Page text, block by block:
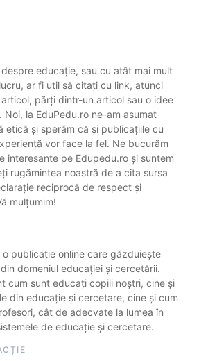
educație, sau cu atât mai mult
ar fi util să citați cu link, atunci
părți dintr-un articol sau o idee
la EduPedu.ro ne-am asumat
etică și sperăm că și publicațiile cu
vor face la fel. Ne bucurăm
interesante pe Edupedu.ro și suntem
rugămintea noastră de a cita sursa
reciprocă de respect și
mulțumim!
o publicație online care găzduiește
domeniul educației și cercetării.
cum sunt educați copiii noștri, cine și
din educație și cercetare, cine și cum
cât de adecvate la lumea în
de educație și cercetare.